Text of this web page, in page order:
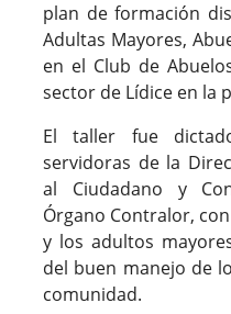
plan de formación
Adultas Mayores,
en el Club de
sector de Lídice en la
El taller fue
servidoras de la
al Ciudadano y
Órgano Contralor,
y los adultos
del buen manejo de
comunidad.